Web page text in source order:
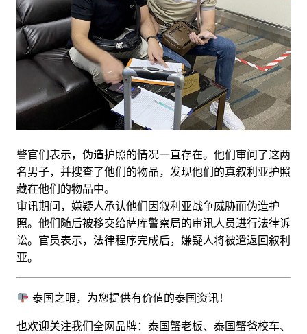
警官们表示，伪造护照的情况一直存在。他们审问了这两
名男子，并搜查了他们的物品，发现他们的真叙利亚护照
藏在他们的物品中。
审讯期间，嫌疑人承认他们因叙利亚战争威胁而伪造护
照。他们随后被移交给萨库警察局的审讯人员进行法律诉
讼。官员表示，法律程序完成后，嫌疑人将被遣返回叙利
亚。
泰国之眼，为您提供有价值的泰国资讯！
也欢迎关注我们全网品牌：泰国蟹老板、泰国蟹爸校车、